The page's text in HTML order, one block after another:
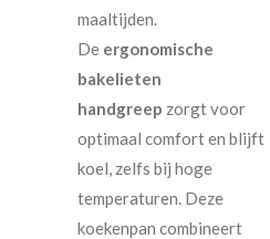
maaltijden.
De ergonomische
bakelieten
handgreep zorgt voor
optimaal comfort en blijft
koel, zelfs bij hoge
temperaturen. Deze
koekenpan combineert